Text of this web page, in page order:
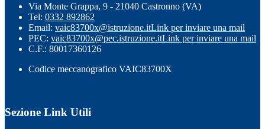
Via Monte Grappa, 9 - 21040 Castronno (VA)
Tel: 0332 892862
Email: vaic83700x@istruzione.itLink per inviare una mail
PEC: vaic83700x@pec.istruzione.itLink per inviare una mail
C.F.: 80017360126
Codice meccanografico VAIC83700X
Sezione Link Utili